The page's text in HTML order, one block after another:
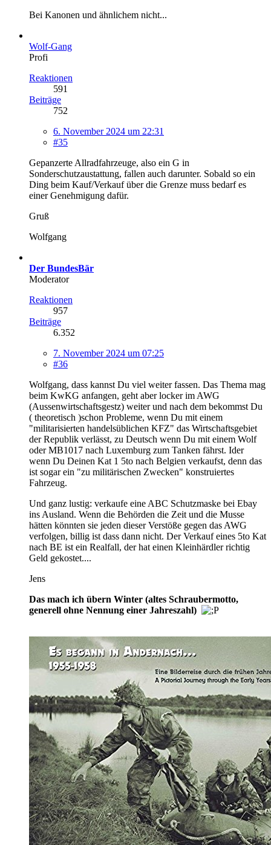
Bei Kanonen und ähnlichem nicht...
Wolf-Gang
Profi
Reaktionen
591
Beiträge
752
6. November 2024 um 22:31
#35
Gepanzerte Allradfahrzeuge, also ein G in
Sonderschutzaustattung, fallen auch darunter. Sobald so ein
Ding beim Kauf/Verkauf über die Grenze muss bedarf es
einer Genehmigung dafür.
Gruß
Wolfgang
Der BundesBär
Moderator
Reaktionen
957
Beiträge
6.352
7. November 2024 um 07:25
#36
Wolfgang, dass kannst Du viel weiter fassen. Das Thema mag
beim KwKG anfangen, geht aber locker im AWG
(Aussenwirtschaftsgestz) weiter und nach dem bekommst Du
( theoretisch )schon Probleme, wenn Du mit einem
"militarisierten handelsüblichen KFZ" das Wirtschaftsgebiet
der Republik verlässt, zu Deutsch wenn Du mit einem Wolf
oder MB1017 nach Luxemburg zum Tanken fährst. Ider
wenn Du Deinen Kat 1 5to nach Belgien verkaufst, denn das
ist sogar ein "zu militärischen Zwecken" konstruiertes
Fahrzeug.
Und ganz lustig: verkaufe eine ABC Schutzmaske bei Ebay
ins Ausland. Wenn die Behörden die Zeit und die Musse
hätten könnten sie jeden dieser Verstöße gegen das AWG
verfolgen, billig ist dass dann nicht. Der Verkauf eines 5to Kat
nach BE ist ein Realfall, der hat einen Kleinhärdler richtig
Geld gekostet....
Jens
Das mach ich übern Winter (altes Schraubermotto,
generell ohne Nennung einer Jahreszahl)